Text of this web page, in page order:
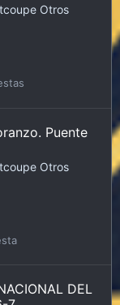
Otros
Puente
Otros
DEL